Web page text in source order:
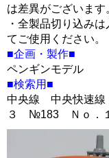
は差異がございます
・全製品切り込み
てご使用ください。
■企画・製作■
ペンギンモデル
■検索用■
中央線 中央快速
３ №183 Ｎｏ．